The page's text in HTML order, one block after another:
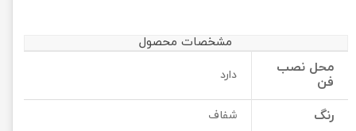
مشخصات محصول
محل نصب
فن
دارد
رنگ شفاف